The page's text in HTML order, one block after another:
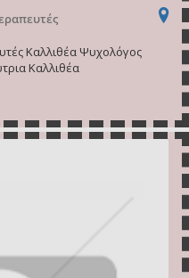
Καλλιθέα Ψυχολόγος
Καλλιθέα